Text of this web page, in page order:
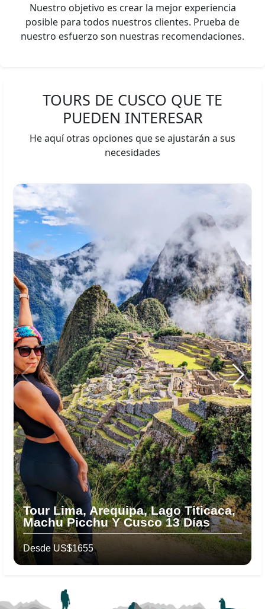
Nuestro objetivo es crear la mejor experiencia
posible para todos nuestros clientes. Prueba de
nuestro esfuerzo son nuestras recomendaciones.
TOURS DE CUSCO QUE TE
PUEDEN INTERESAR
He aquí otras opciones que se ajustarán a sus
necesidades
Tour Lima, Arequipa, Lago Titicaca,
Machu Picchu Y Cusco 13 Días
Desde US$1655